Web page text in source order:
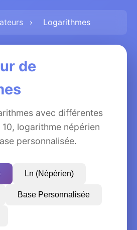
› Logarithmes
de
avec différentes
logarithme népérien
personnalisée.
Ln (Népérien)
Base Personnalisée